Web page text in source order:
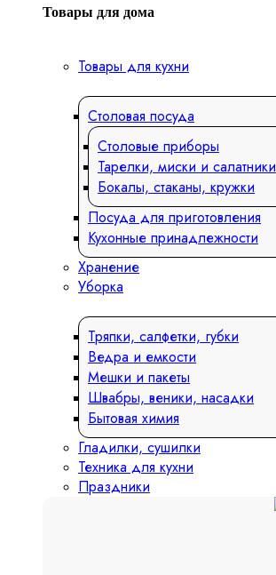
Товары для дома
Товары для кухни
Столовая посуда
Столовые приборы
Тарелки, миски и салатники
Бокалы, стаканы, кружки
Посуда для приготовления
Кухонные принадлежности
Хранение
Уборка
Тряпки, салфетки, губки
Ведра и емкости
Мешки и пакеты
Швабры, веники, насадки
Бытовая химия
Гладилки, сушилки
Техника для кухни
Праздники